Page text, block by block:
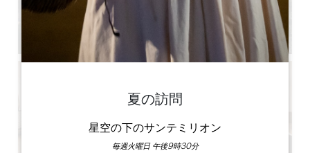
夏の訪問
星空の下のサンテミリオン
毎週火曜日 午後9時30分